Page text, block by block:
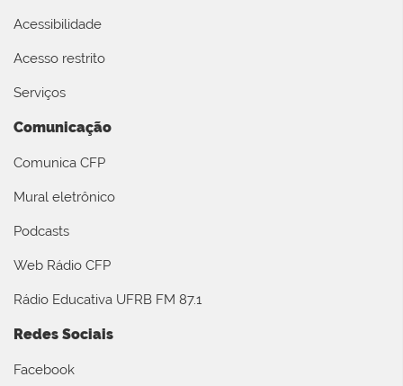
Acessibilidade
Acesso restrito
Serviços
Comunicação
Comunica CFP
Mural eletrônico
Podcasts
Web Rádio CFP
Rádio Educativa UFRB FM 87.1
Redes Sociais
Facebook